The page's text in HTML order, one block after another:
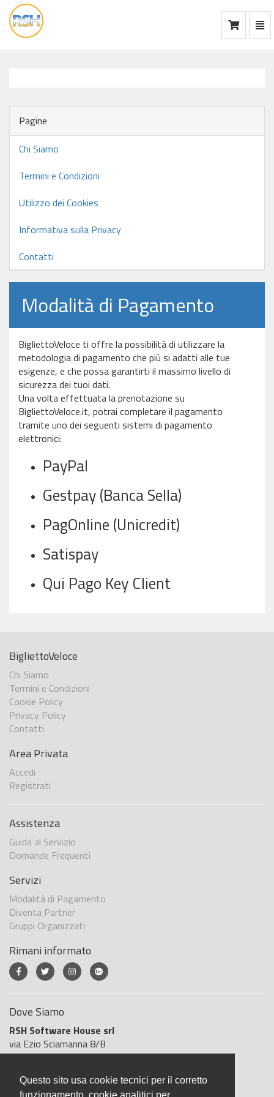
Questo sito usa cookie tecnici per il corretto
vai
alla
Pagine
Chi Siamo
Termini e Condizioni
Utilizzo dei Cookies
Informativa sulla Privacy
Contatti
Modalità di Pagamento
BigliettoVeloce ti offre la possibilità di utilizzare la
metodologia di pagamento che più si adatti alle tue
esigenze, e che possa garantirti il massimo livello di
sicurezza dei tuoi dati.
Una volta effettuata la prenotazione su
BigliettoVeloce.it, potrai completare il pagamento
tramite uno dei seguenti sistemi di pagamento
elettronici:
PayPal
Gestpay (Banca Sella)
PagOnline (Unicredit)
Satispay
Qui Pago Key Client
BigliettoVeloce
Chi Siamo
Termini e Condizioni
Cookie Policy
Privacy Policy
Contatti
Area Privata
Accedi
Registrati
Assistenza
Guida al Servizio
Domande Frequenti
Servizi
Modalità di Pagamento
Diventa Partner
Gruppi Organizzati
Rimani informato
Dove Siamo
RSH Software House srl
via Ezio Sciamanna 8/B
00168 Roma
Italia